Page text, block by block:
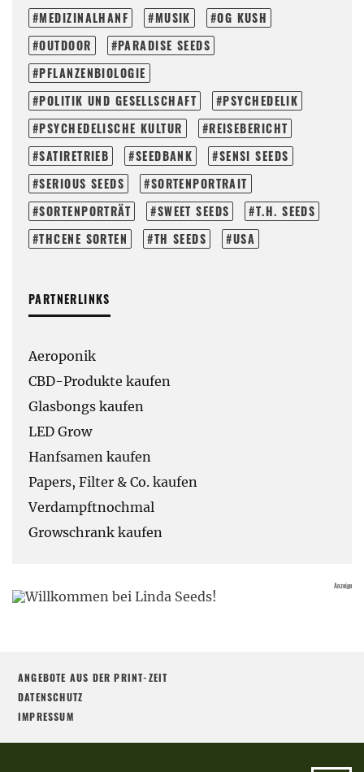
MEDIZINALHANF
MUSIK
OG KUSH
OUTDOOR
PARADISE SEEDS
PFLANZENBIOLOGIE
POLITIK UND GESELLSCHAFT
PSYCHEDELIK
PSYCHEDELISCHE KULTUR
REISEBERICHT
SATIRETRIEB
SEEDBANK
SENSI SEEDS
SERIOUS SEEDS
SORTENPORTRAIT
SORTENPORTRÄT
SWEET SEEDS
T.H. SEEDS
THCENE SORTEN
TH SEEDS USA
PARTNERLINKS
Aeroponik
CBD-Produkte kaufen
Glasbongs kaufen
LED Grow
Hanfsamen kaufen
Papers, Filter & Co. kaufen
Verdampftnochmal
Growschrank kaufen
ANGEBOTE AUS DER PRINT-ZEIT
DATENSCHUTZ
IMPRESSUM